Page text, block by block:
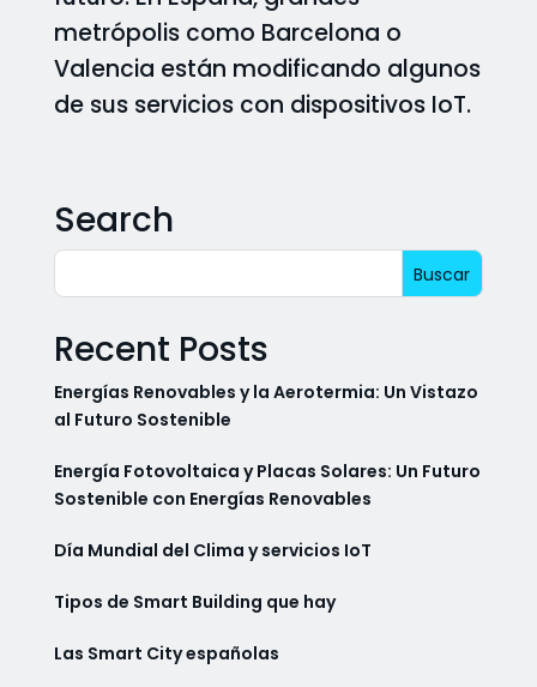
metrópolis como Barcelona o
Valencia están modificando algunos
de sus servicios con dispositivos IoT.
Search
Recent Posts
Energías Renovables y la Aerotermia: Un Vistazo
al Futuro Sostenible
Energía Fotovoltaica y Placas Solares: Un Futuro
Sostenible con Energías Renovables
Día Mundial del Clima y servicios IoT
Tipos de Smart Building que hay
Las Smart City españolas